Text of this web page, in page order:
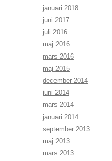
januari 2018
juni 2017
juli 2016
maj 2016
mars 2016
maj 2015
december 2014
juni 2014
mars 2014
januari 2014
september 2013
maj 2013
mars 2013